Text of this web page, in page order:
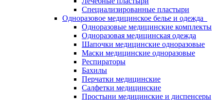
Специализированные пластыри
Одноразовое медицинское белье и одежда
Одноразовые медицинские комплекты
Одноразовая медицинская одежда
Шапочки медицинские одноразовые
Маски медицинские одноразовые
Респираторы
Бахилы
Перчатки медицинские
Салфетки медицинские
Простыни медицинские и диспенсеры